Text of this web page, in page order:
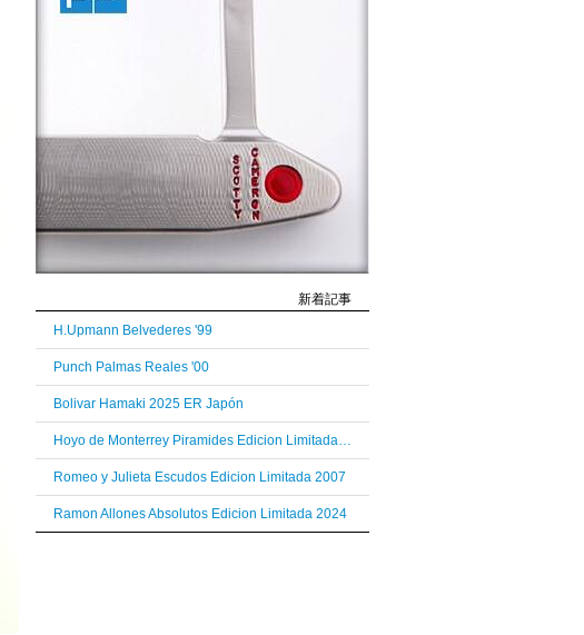
新着記事
H.Upmann Belvederes '99
Punch Palmas Reales '00
Bolivar Hamaki 2025 ER Japón
Hoyo de Monterrey Piramides Edicion Limitada 2003
Romeo y Julieta Escudos Edicion Limitada 2007
Ramon Allones Absolutos Edicion Limitada 2024